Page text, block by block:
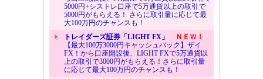
5000円+シストレ口座で5万通貨以上の取引で
5000円がもらえる！ さらに取引量に応じて最
大100万円のチャンスも！
トレイダーズ証券「LIGHT FX」
ＮＥＷ！
【最大100万3000円キャッシュバック】ザイ
FX！から口座開設後、LIGHT FXで5万通貨以
上の取引で3000円がもらえる！さらに取引量
に応じて最大100万円のチャンスも！